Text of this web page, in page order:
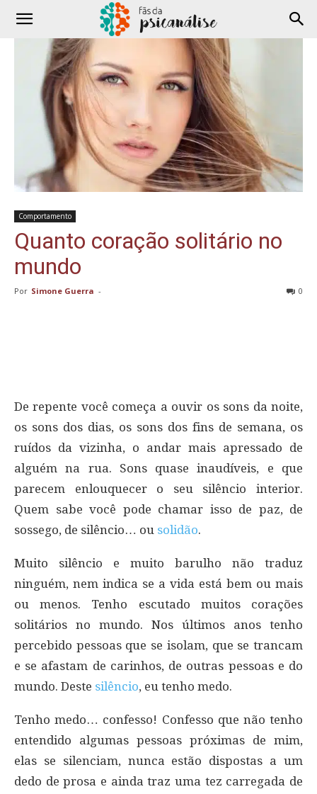
Comportamento
Quanto coração solitário no
mundo
Por Simone Guerra - 0
De repente você começa a ouvir os sons da noite,
os sons dos dias, os sons dos fins de semana, os
ruídos da vizinha, o andar mais apressado de
alguém na rua. Sons quase inaudíveis, e que
parecem enlouquecer o seu silêncio interior.
Quem sabe você pode chamar isso de paz, de
sossego, de silêncio… ou solidão.
Muito silêncio e muito barulho não traduz
ninguém, nem indica se a vida está bem ou mais
ou menos. Tenho escutado muitos corações
solitários no mundo. Nos últimos anos tenho
percebido pessoas que se isolam, que se trancam
e se afastam de carinhos, de outras pessoas e do
mundo. Deste silêncio, eu tenho medo.
Tenho medo… confesso! Confesso que não tenho
entendido algumas pessoas próximas de mim,
elas se silenciam, nunca estão dispostas a um
dedo de prosa e ainda traz uma tez carregada de